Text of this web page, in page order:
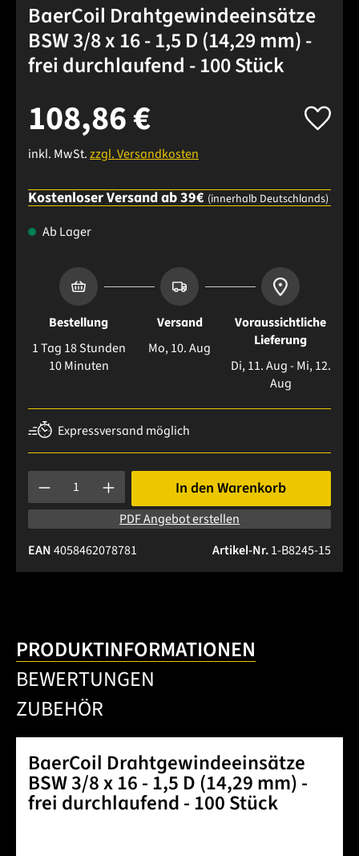
BaerCoil Drahtgewindeeinsätze
BSW 3/8 x 16 - 1,5 D (14,29 mm) -
frei durchlaufend - 100 Stück
108,86 €
inkl. MwSt.zzgl. Versandkosten
Kostenloser Versand ab 39€ (innerhalb Deutschlands)
Ab Lager
Bestellung
1 Tag 18 Stunden
10 Minuten
Versand
Mo, 10. Aug
Voraussichtliche
Lieferung
Di, 11. Aug - Mi, 12.
Aug
Expressversand möglich
Produkt Anzahl: Gib den gewünschten Wert ein oder
In den Warenkorb
PDF Angebot erstellen
Artikel-Nr.1-B8245-15
EAN4058462078781
PRODUKTINFORMATIONEN
BEWERTUNGEN
ZUBEHÖR
BaerCoil Drahtgewindeeinsätze
BSW 3/8 x 16 - 1,5 D (14,29 mm) -
frei durchlaufend - 100 Stück